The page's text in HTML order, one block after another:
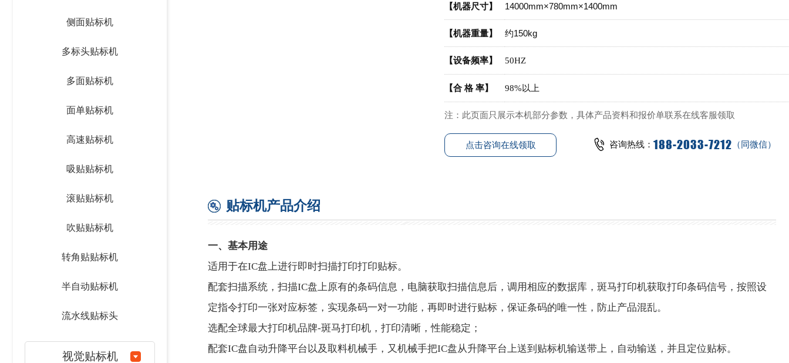
侧面贴标机
多标头贴标机
多面贴标机
面单贴标机
高速贴标机
吸贴贴标机
滚贴贴标机
吹贴贴标机
转角贴贴标机
半自动贴标机
流水线贴标头
视觉贴标机
【机器尺寸】 14000mm×780mm×1400mm
【机器重量】 约150kg
【设备频率】 50HZ
【合 格 率】 98%以上
注：此页面只展示本机部分参数，具体产品资料和报价单联系在线客服领取
点击咨询在线领取 咨询热线： 188-2033-7212 （同微信）
贴标机产品介绍
一、基本用途
适用于在IC盘上进行即时扫描打印打印贴标。
配套扫描系统，扫描IC盘上原有的条码信息，电脑获取扫描信息后，调用相应的数据库，斑马打印机获取打印条码信号，按照设
定指令打印一张对应标签，实现条码一对一功能，再即时进行贴标，保证条码的唯一性，防止产品混乱。
选配全球最大打印机品牌-斑马打印机，打印清晰，性能稳定；
配套IC盘自动升降平台以及取料机械手，又机械手把IC盘从升降平台上送到贴标机输送带上，自动输送，并且定位贴标。